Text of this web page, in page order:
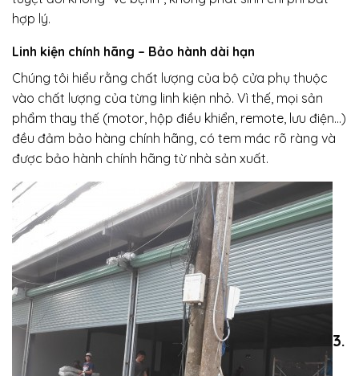
hợp lý.
Linh kiện chính hãng – Bảo hành dài hạn
Chúng tôi hiểu rằng chất lượng của bộ cửa phụ thuộc
vào chất lượng của từng linh kiện nhỏ. Vì thế, mọi sản
phẩm thay thế (motor, hộp điều khiển, remote, lưu điện…)
đều đảm bảo hàng chính hãng, có tem mác rõ ràng và
được bảo hành chính hãng từ nhà sản xuất.
3.